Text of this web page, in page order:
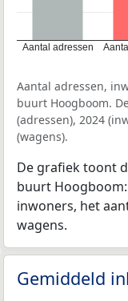
Aantal adressen
Aantal adressen,
buurt Hoogboom.
(adressen), 2024
(wagens).
De grafiek toont
buurt
inwoners, het
wagens.
Gemiddeld